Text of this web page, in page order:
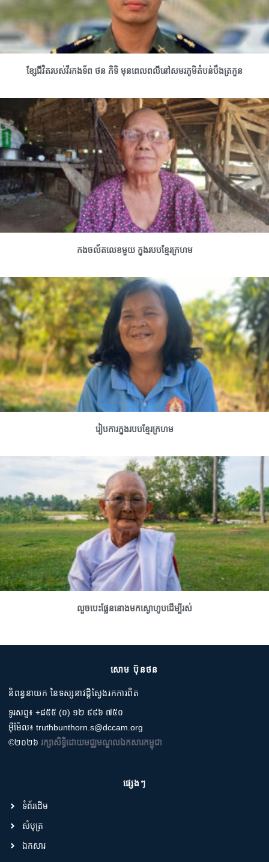
ខ្សែជីវិតរបស់វីរកងទ័ព ថន ភិទិ មុនពេលពលីនៅសមរភូមិតំបន់បឹងត្រកួន
កងចល័តលេខមួយ ក្នុងរបបខ្មែរក្រហម
រៀបការក្នុងរបបខ្មែរក្រហម
លួចបេះផ្លែននោងមកស្ងោហូបដើម្បីរស់
សោម ប៊ុនថន
និពន្ធនាយក នៃទស្សនាវដ្តីស្វែងរកការពិត
ទូរសព្ទ៖ +៨៥៥ (០) ១២ ៩៩៦ ៧៥០
អ៊ីម៉ែល៖ truthbunthorn.s@dccam.org
©២០២៦ រក្សាសិទ្ធិដោយមជ្ឈមណ្ឌលឯកសារកម្ពុជា
ផ្សេងៗ
ទំព័រដើម
សំបុត្រ
ឯកសារ